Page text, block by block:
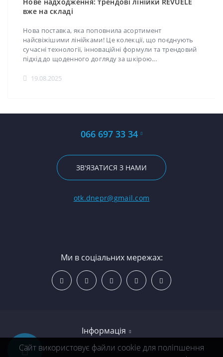
вже на складі
Нова поставка, яка поповнила асортимент
найсвіжішими лінійками! Це колекції, що поєднують
сучасні технології, інноваційні формули та трендовий
підхід до щоденного догляду за шкірою...
19.08.2025
066 697 33 34
ЗВ'ЯЗАТИСЯ З НАМИ
otk.dnepr@gmail.com
Інформація
Ми в соціальних мережах:
Сайт використовує файли cookie для поліпшення